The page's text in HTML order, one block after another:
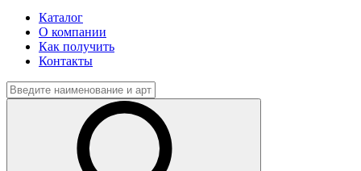
Каталог
О компании
Как получить
Контакты